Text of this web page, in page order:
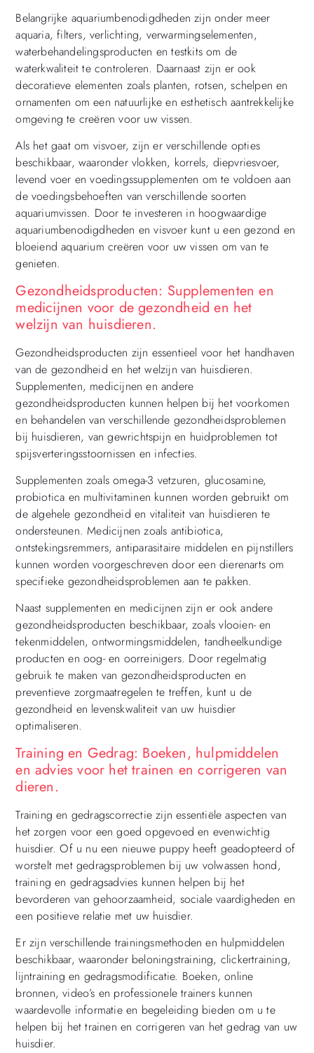
Belangrijke aquariumbenodigdheden zijn onder meer
aquaria, filters, verlichting, verwarmingselementen,
waterbehandelingsproducten en testkits om de
waterkwaliteit te controleren. Daarnaast zijn er ook
decoratieve elementen zoals planten, rotsen, schelpen en
ornamenten om een natuurlijke en esthetisch aantrekkelijke
omgeving te creëren voor uw vissen.
Als het gaat om visvoer, zijn er verschillende opties
beschikbaar, waaronder vlokken, korrels, diepvriesvoer,
levend voer en voedingssupplementen om te voldoen aan
de voedingsbehoeften van verschillende soorten
aquariumvissen. Door te investeren in hoogwaardige
aquariumbenodigdheden en visvoer kunt u een gezond en
bloeiend aquarium creëren voor uw vissen om van te
genieten.
Gezondheidsproducten: Supplementen en
medicijnen voor de gezondheid en het
welzijn van huisdieren.
Gezondheidsproducten zijn essentieel voor het handhaven
van de gezondheid en het welzijn van huisdieren.
Supplementen, medicijnen en andere
gezondheidsproducten kunnen helpen bij het voorkomen
en behandelen van verschillende gezondheidsproblemen
bij huisdieren, van gewrichtspijn en huidproblemen tot
spijsverteringsstoornissen en infecties.
Supplementen zoals omega-3 vetzuren, glucosamine,
probiotica en multivitaminen kunnen worden gebruikt om
de algehele gezondheid en vitaliteit van huisdieren te
ondersteunen. Medicijnen zoals antibiotica,
ontstekingsremmers, antiparasitaire middelen en pijnstillers
kunnen worden voorgeschreven door een dierenarts om
specifieke gezondheidsproblemen aan te pakken.
Naast supplementen en medicijnen zijn er ook andere
gezondheidsproducten beschikbaar, zoals vlooien- en
tekenmiddelen, ontwormingsmiddelen, tandheelkundige
producten en oog- en oorreinigers. Door regelmatig
gebruik te maken van gezondheidsproducten en
preventieve zorgmaatregelen te treffen, kunt u de
gezondheid en levenskwaliteit van uw huisdier
optimaliseren.
Training en Gedrag: Boeken, hulpmiddelen
en advies voor het trainen en corrigeren van
dieren.
Training en gedragscorrectie zijn essentiële aspecten van
het zorgen voor een goed opgevoed en evenwichtig
huisdier. Of u nu een nieuwe puppy heeft geadopteerd of
worstelt met gedragsproblemen bij uw volwassen hond,
training en gedragsadvies kunnen helpen bij het
bevorderen van gehoorzaamheid, sociale vaardigheden en
een positieve relatie met uw huisdier.
Er zijn verschillende trainingsmethoden en hulpmiddelen
beschikbaar, waaronder beloningstraining, clickertraining,
lijntraining en gedragsmodificatie. Boeken, online
bronnen, video’s en professionele trainers kunnen
waardevolle informatie en begeleiding bieden om u te
helpen bij het trainen en corrigeren van het gedrag van uw
huisdier.